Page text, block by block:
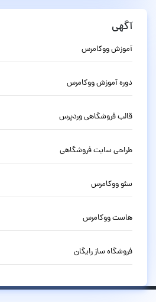
آگهی
آموزش ووکامرس
دوره آموزش ووکامرس
قالب فروشگاهی وردپرس
طراحی سایت فروشگاهی
سئو ووکامرس
هاست ووکامرس
فروشگاه ساز رایگان